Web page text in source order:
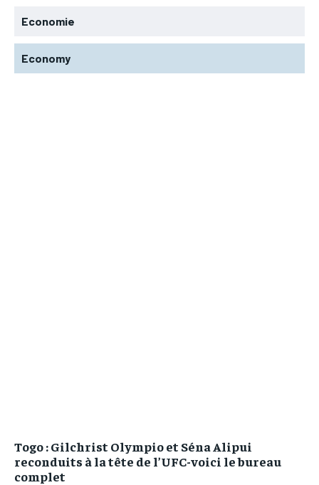
Economie
Economy
Togo : Gilchrist Olympio et Séna Alipui
reconduits à la tête de l’UFC-voici le bureau
complet